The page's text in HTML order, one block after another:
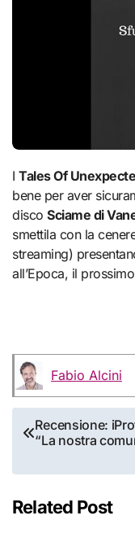
ITales Of
bene per aver
discoSciame di
smettila con la
streaming)
all’Epoca, il
Fabio Alcini
Navigazione
articoli
Recensione:
“La nostra
Related Post